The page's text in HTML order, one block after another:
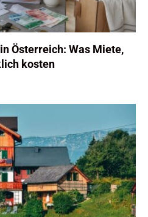
Österreich: Was Miete,
kosten